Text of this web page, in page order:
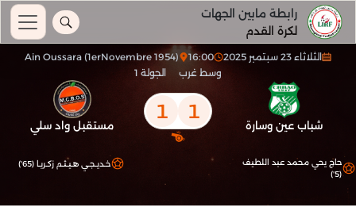
رابطة مابين الجهات
لكرة القدم
الثلاثاء 23 سبتمبر 2025 16:00
Ain Oussara (1erNovembre 1954)
وسط غرب
الجولة 1
شباب عين وسارة 1
1 مستقبل واد سلي
حاج يحي محمد عبد اللطيف
(5')
خـديـجـي هـيـثـم زكـريـا (65')